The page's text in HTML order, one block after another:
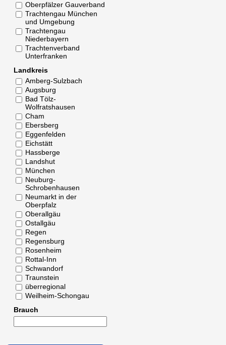
Oberpfälzer Gauverband
Trachtengau München
und Umgebung
Trachtengau
Niederbayern
Trachtenverband
Unterfranken
Landkreis
Amberg-Sulzbach
Augsburg
Bad Tölz-
Wolfratshausen
Cham
Ebersberg
Eggenfelden
Eichstätt
Hassberge
Landshut
München
Neuburg-
Schrobenhausen
Neumarkt in der
Oberpfalz
Oberallgäu
Ostallgäu
Regen
Regensburg
Rosenheim
Rottal-Inn
Schwandorf
Traunstein
überregional
Weilheim-Schongau
Brauch